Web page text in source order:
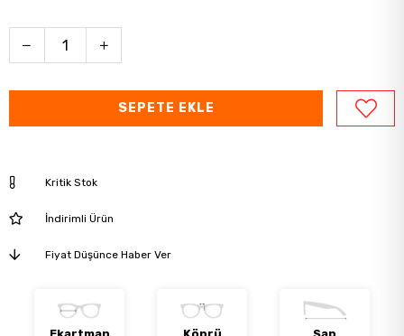
Kritik Stok
İndirimli Ürün
Fiyat Düşünce Haber Ver